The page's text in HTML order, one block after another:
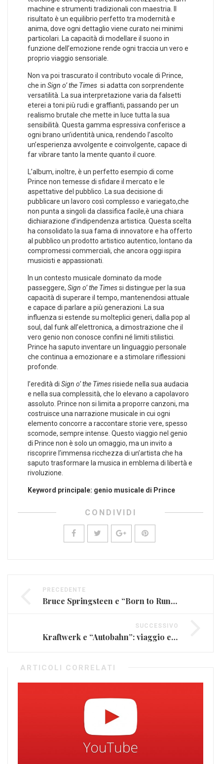
machine e strumenti tradizionali con ⁤maestria. Il
risultato è un equilibrio perfetto tra modernità e
anima, dove ogni dettaglio‍ viene curato⁣ nei minimi
particolari.⁣ La capacità ⁢di modellare ​il ⁤suono in
funzione dell’emozione rende ogni traccia un vero e
proprio viaggio sensoriale.
Non va poi⁣ trascurato il ​contributo vocale‌ di Prince,
‌che in Sign o’ the ‌Times ​ si adatta con ​sorprendente
versatilità. ‌La sua interpretazione varia da falsetti⁣
eterei a‍ toni più rudi e graffianti, passando per un
realismo brutale che mette ‌in ‍luce tutta la sua
sensibilità. Questa gamma espressiva ⁢conferisce a​
ogni ​brano un’identità unica, rendendo ‌l’ascolto
un’esperienza avvolgente e⁢ coinvolgente,⁢ capace di‍
far vibrare tanto‌ la ​mente quanto ‌il cuore.
L’album, inoltre, è un perfetto‌ esempio di come​
Prince⁤ non ⁤temesse⁤ di sfidare‌ il⁣ mercato e ‌le‌
aspettative del pubblico. La ⁤sua decisione di
pubblicare un⁤ lavoro così complesso e variegato,che
non⁣ punta a singoli da classifica facile,è una chiara
dichiarazione ⁢d’indipendenza artistica. Questa scelta
ha consolidato la​ sua fama di⁣ innovatore e​ ha offerto
al pubblico un prodotto artistico ​autentico, ⁣lontano da
⁣compromessi commerciali, che ancora oggi ​ispira
musicisti e appassionati.
In un contesto​ musicale dominato da​ mode
passeggere, Sign o’ the Timessi distingue per ‌la sua
capacità di superare il tempo, mantenendosi attuale
e ⁣capace di parlare a ​più⁣ generazioni. La sua
influenza si ‍estende su molteplici generi, ​dalla pop al
soul, dal‍ funk all’elettronica, a dimostrazione che il‌
vero genio‍ non conosce​ confini né limiti‌ stilistici.
Prince⁣ ha saputo‌ inventare ⁣un linguaggio personale
che⁢ continua a emozionare e a stimolare riflessioni
profonde.
l’eredità di⁣ Sign o’⁤ the ⁤Timesrisiede ​nella sua⁤ audacia
e nella⁣ sua⁣ complessità, ‍che lo‌ elevano a capolavoro⁢
assoluto. Prince non si limita ⁤a ⁢proporre ​canzoni, ma
costruisce una narrazione musicale ‌in cui ogni⁤
elemento concorre a raccontare storie vere, spesso
scomode,⁣ sempre intense. Questo viaggio nel genio
di ‌Prince non‌ è ⁣solo⁤ un omaggio, ma‍ un invito ⁤a
‌riscoprire l’immensa ricchezza di un’artista ​che ha
saputo trasformare ‍la musica in emblema ​di libertà e
⁤rivoluzione.
Keyword⁤ principale: genio musicale di Prince
CONDIVIDI
PRECEDENTE
Bruce Springsteen e “Born to Run”: sogno americano
SUCCESSIVO
Kraftwerk e “Autobahn”: viaggio elettronico
ARTICOLI CORRELATI